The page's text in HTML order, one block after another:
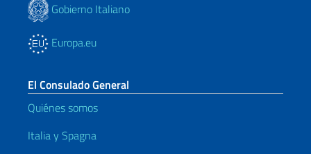
Gobierno Italiano
Europa.eu
El Consulado General
Quiénes somos
Italia y Spagna